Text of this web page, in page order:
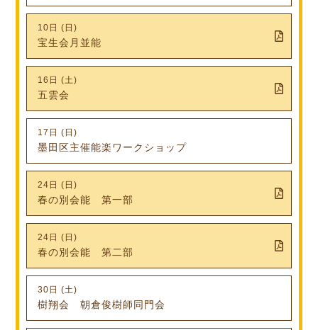
10日 (日)
宝生会月並能
16日 (土)
五雲会
17日 (日)
墨田区主催能楽ワークショップ
24日 (日)
春の別会能 第一部
24日 (日)
春の別会能 第二部
30日 (土)
樹翔会 朝倉俊樹師同門会